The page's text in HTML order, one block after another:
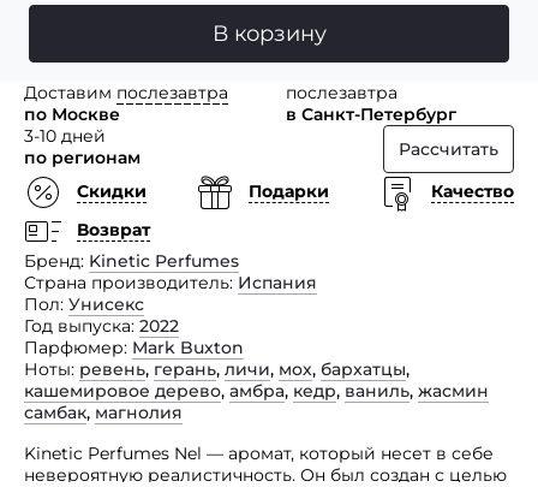
В корзину
Доставим послезавтра
по Москве
послезавтра
в Санкт-Петербург
3-10 дней
по регионам
Рассчитать
Скидки
Подарки
Качество
Возврат
Бренд Kinetic Perfumes
Страна производитель Испания
Пол Унисекс
Год выпуска 2022
Парфюмер Mark Buxton
Ноты ревень, герань, личи, мох, бархатцы,
кашемировое дерево, амбра, кедр, ваниль, жасмин
самбак, магнолия
Kinetic Perfumes Nel — аромат, который несет в себе
невероятную реалистичность. Он был создан с целью